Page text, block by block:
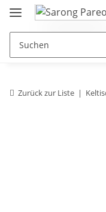
Zurück zur Liste